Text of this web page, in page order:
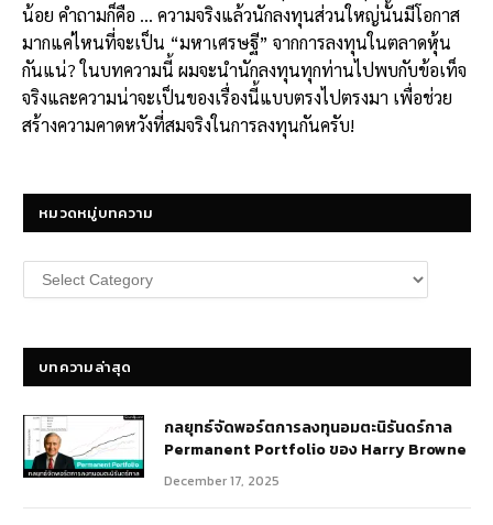
น้อย คำถามก็คือ … ความจริงแล้วนักลงทุนส่วนใหญ่นั้นมีโอกาส
มากแค่ไหนที่จะเป็น “มหาเศรษฐี” จากการลงทุนในตลาดหุ้น
กันแน่? ในบทความนี้ ผมจะนำนักลงทุนทุกท่านไปพบกับข้อเท็จ
จริงและความน่าจะเป็นของเรื่องนี้แบบตรงไปตรงมา เพื่อช่วย
สร้างความคาดหวังที่สมจริงในการลงทุนกันครับ!
หมวดหมู่บทความ
หมวด
หมู่
บทความล่าสุด
กลยุทธ์​จัดพอร์ตการลงทุนอมตะนิรันดร์กาล
Permanent Portfolio ของ Harry Browne
December 17, 2025